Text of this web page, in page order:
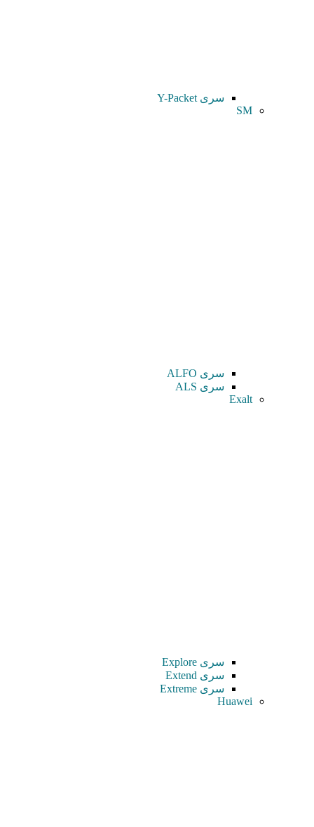
سری Y-Packet
SM
سری ALFO
سری ALS
Exalt
سری Explore
سری Extend
سری Extreme
Huawei